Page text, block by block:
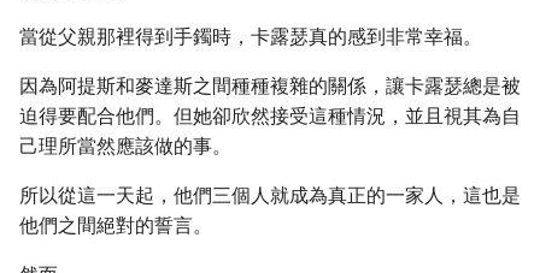
當從父親那裡得到手鐲時，卡露瑟真的感到非常幸福。
因為阿提斯和麥達斯之間種種複雜的關係，讓卡露瑟總是被
迫得要配合他們。但她卻欣然接受這種情況，並且視其為自
己理所當然應該做的事。
所以從這一天起，他們三個人就成為真正的一家人，這也是
他們之間絕對的誓言。